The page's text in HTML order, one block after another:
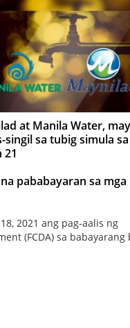
at Manila Water, may
singil sa tubig simula sa
21
pababayaran sa mga
2021 ang pag-aalis ng
(FCDA) sa babayarang